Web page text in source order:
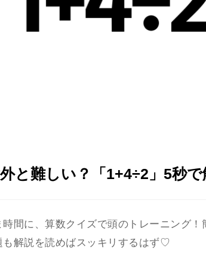
と難しい？「1+4÷2」5秒で
間に、算数クイズで頭のトレーニング！
も解説を読めばスッキリするはず♡